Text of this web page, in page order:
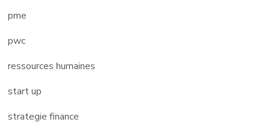
pme
pwc
ressources humaines
start up
strategie finance